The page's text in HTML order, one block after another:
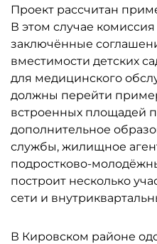
Проект рассчитан
В этом случае
заключённые
вместимости детских
для медицинского
должны перейти
встроенных площадей
дополнительное
службы, жилищное
подростково-
построит несколько
сети и
В Кировском районе